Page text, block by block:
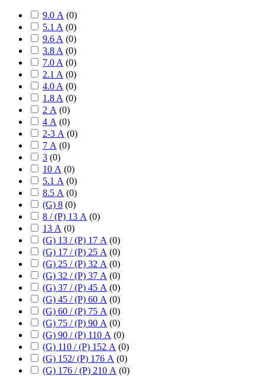
9.0 А (0)
5.1 A (0)
9.6 A (0)
3.8 A (0)
7.0 A (0)
2.1 A (0)
4.0 A (0)
1.8 A (0)
2 А (0)
4 А (0)
2-3 А (0)
7 А (0)
3 (0)
10 А (0)
5.1 А (0)
8.5 А (0)
(G) 8 (0)
8 / (P) 13 А (0)
13 А (0)
(G) 13 / (P) 17 А (0)
(G) 17 / (P) 25 А (0)
(G) 25 / (P) 32 А (0)
(G) 32 / (P) 37 А (0)
(G) 37 / (P) 45 А (0)
(G) 45 / (P) 60 А (0)
(G) 60 / (P) 75 А (0)
(G) 75 / (P) 90 А (0)
(G) 90 / (P) 110 А (0)
(G) 110 / (P) 152 А (0)
(G) 152/ (P) 176 А (0)
(G) 176 / (P) 210 А (0)